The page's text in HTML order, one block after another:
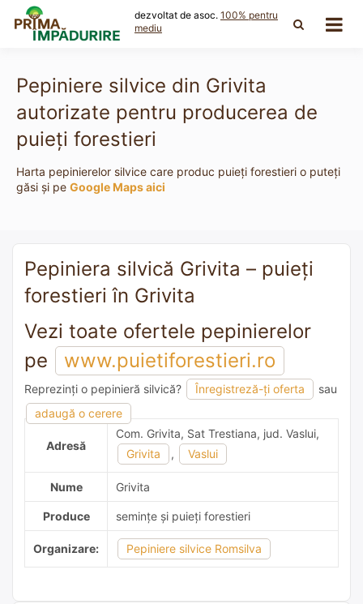
content
dezvoltat de asoc. 100% pentru
mediu
Pepiniere silvice din Grivita
autorizate pentru producerea de
puieți forestieri
Harta pepinierelor silvice care produc puieți forestieri o puteți
găsi și pe Google Maps aici
Pepiniera silvică Grivita – puieți
forestieri în Grivita
Vezi toate ofertele pepinierelor
pe
www.puietiforestieri.ro
Reprezinți o pepinieră silvică? Înregistreză-ți oferta
sau
adaugă o cerere
adaugă o recomandare
Adresă
Com. Grivita, Sat Trestiana, jud. Vaslui,
Grivita
, Vaslui
Nume Grivita
Produce semințe și puieți forestieri
Organizare: Pepiniere silvice Romsilva